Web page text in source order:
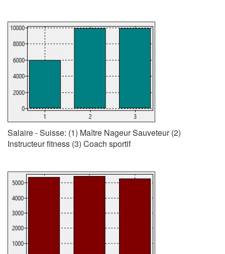
Salaire - Suisse: (1) Maître Nageur Sauveteur (2)
Instructeur fitness (3) Coach sportif